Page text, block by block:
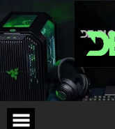
to
content